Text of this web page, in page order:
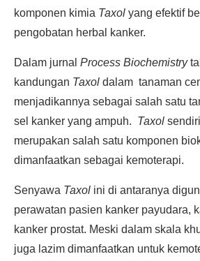
komponen kimia Taxol yang efektif
pengobatan herbal kanker.
Dalam jurnal Process Biochemistry
kandungan Taxol dalam tanaman
menjadikannya sebagai salah satu
sel kanker yang ampuh. Taxol
merupakan salah satu komponen
dimanfaatkan sebagai kemoterapi.
Senyawa Taxol ini di antaranya
perawatan pasien kanker payudara,
kanker prostat. Meski dalam skala
juga lazim dimanfaatkan untuk